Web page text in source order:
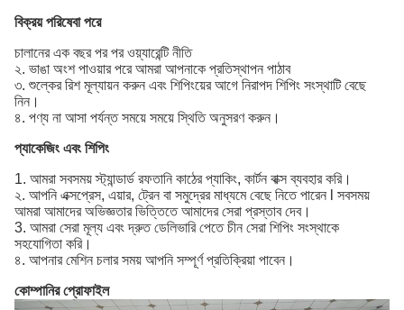
বিক্রয় পরিষেবা পরে
চালানের এক বছর পর পর ওয়্যারেন্টি নীতি
২. ভাঙা অংশ পাওয়ার পরে আমরা আপনাকে প্রতিস্থাপন পাঠাব
৩. শুল্কের রিশ মূল্যায়ন করুন এবং শিপিংয়ের আগে নিরাপদ শিপিং সংস্থাটি বেছে
নিন।
৪. পণ্য না আসা পর্যন্ত সময়ে সময়ে স্থিতি অনুসরণ করুন।
প্যাকেজিং এবং শিপিং
1. আমরা সবসময় স্ট্যান্ডার্ড রফতানি কাঠের প্যাকিং, কার্টন বাক্স ব্যবহার করি।
২. আপনি এক্সপ্রেস, এয়ার, ট্রেন বা সমুদ্রের মাধ্যমে বেছে নিতে পারেন l সবসময়
আমরা আমাদের অভিজ্ঞতার ভিত্তিতে আমাদের সেরা প্রস্তাব দেব।
3. আমরা সেরা মূল্য এবং দ্রুত ডেলিভারি পেতে চীন সেরা শিপিং সংস্থাকে
সহযোগিতা করি।
৪. আপনার মেশিন চলার সময় আপনি সম্পূর্ণ প্রতিক্রিয়া পাবেন।
কোম্পানির প্রোফাইল